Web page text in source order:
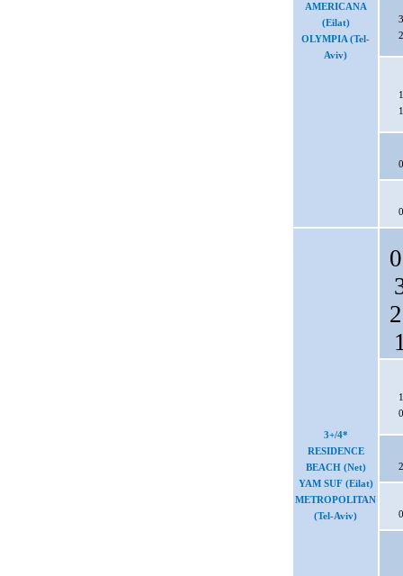
AMERICANA
(Eilat)
OLYMPIA (Tel-
Aviv)
3+/4*
RESIDENCE
BEACH (Net)
YAM SUF (Eilat)
METROPOLITAN
(Tel-Aviv)